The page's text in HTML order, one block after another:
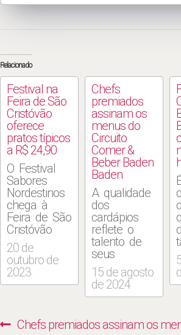
Relacionado
Festival na
Feira de São
Cristóvão
oferece
pratos típicos
a R$ 24,90
O Festival
Sabores
Nordestinos
chega à
Feira de São
Cristóvão
para
apresentar
as típicas
receitas dos
estabelecimentos
semana, a
20 de
outubro de
2023
Chefs
premiados
assinam os
menus do
Circuito
Comer &
Beber Baden
Baden
A qualidade
dos
cardápios
reflete o
talento de
seus
comandantes
no Circuito
VEJA Comer
Baden. A
15 de agosto
de 2024
Navegação
Previous
Chefs premiados assinam os